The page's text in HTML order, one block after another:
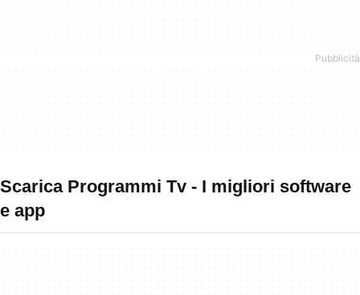
Scarica Programmi Tv - I migliori software
e app